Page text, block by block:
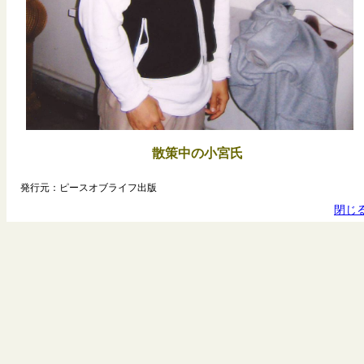
散策中の小宮氏
発行元：ピースオブライフ出版
閉じ